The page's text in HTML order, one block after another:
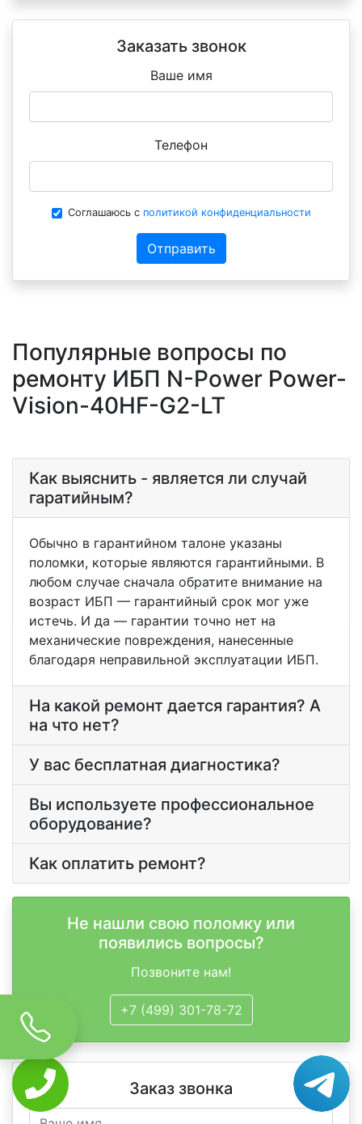
Заказать звонок
Ваше имя
Телефон
Соглашаюсь с политикой конфиденциальности
Отправить
Популярные вопросы по
ремонту ИБП N-Power Power-
Vision-40HF-G2-LT
Как выяснить - является ли случай
гаратийным?
Обычно в гарантийном талоне указаны
поломки, которые являются гарантийными. В
любом случае сначала обратите внимание на
возраст ИБП — гарантийный срок мог уже
истечь. И да — гарантии точно нет на
механические повреждения, нанесенные
благодаря неправильной эксплуатации ИБП.
На какой ремонт дается гарантия? А
на что нет?
У вас бесплатная диагностика?
Вы используете профессиональное
оборудование?
Как оплатить ремонт?
Не нашли свою поломку или
появились вопросы?
Позвоните нам!
+7 (499) 301-78-72
Заказ звонка